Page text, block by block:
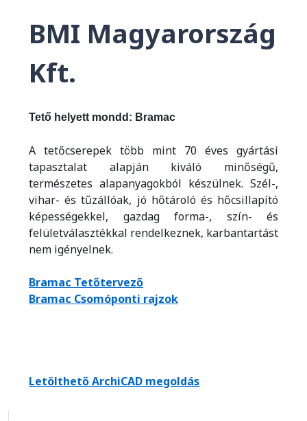
BMI Magyarország
Kft.
Tető helyett mondd: Bramac
A tetőcserepek több mint 70 éves gyártási
tapasztalat alapján kiváló minőségű,
természetes alapanyagokból készülnek. Szél-,
vihar- és tűzállóak, jó hőtároló és hőcsillapító
képességekkel, gazdag forma-, szín- és
felületválasztékkal rendelkeznek, karbantartást
nem igényelnek.
Bramac Tetőtervező
Bramac Csomóponti rajzok
Letölthető ArchiCAD megoldás